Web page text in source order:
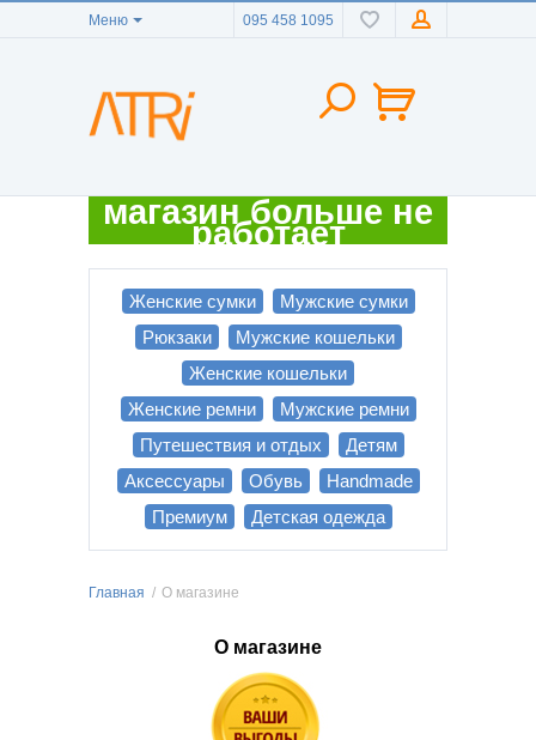
Меню 095 458 1095
магазин больше не
работает
Женские сумки
Мужские сумки
Рюкзаки
Мужские кошельки
Женские кошельки
Женские ремни
Мужские ремни
Путешествия и отдых
Детям
Аксессуары
Обувь
Handmade
Премиум
Детская одежда
Главная / О магазине
О магазине